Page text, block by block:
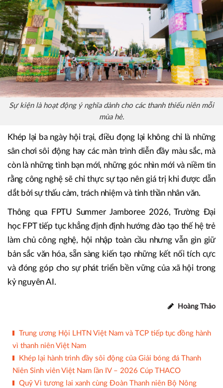
thành sinh viên Trường Đại học FPT”.
Sự kiện là hoạt động ý nghĩa dành cho các thanh thiếu niên mỗi
mùa hè.
sân chơi sôi động hay các màn trình diễn đầy màu sắc, mà
còn là những tình bạn mới, những góc nhìn mới và niềm tin
rằng công nghệ sẽ chỉ thực sự tạo nên giá trị khi được dẫn
dắt bởi sự thấu cảm, trách nhiệm và tinh thần nhân văn.
Thông qua FPTU Summer Jamboree 2026, Trường Đại
làm chủ công nghệ, hội nhập toàn cầu nhưng vẫn gìn giữ
và đóng góp cho sự phát triển bền vững của xã hội trong
kỷ nguyên AI.
Hoàng Thảo